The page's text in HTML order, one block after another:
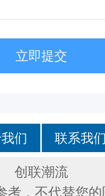
立即提交
们 联系我
创联潮流
考，不代替您